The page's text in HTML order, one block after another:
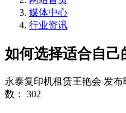
媒体中心
行业资讯
如何选择适合自己
永泰复印机租赁王艳会 发布
数： 302